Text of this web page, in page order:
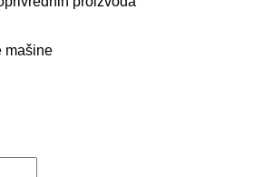
mašine